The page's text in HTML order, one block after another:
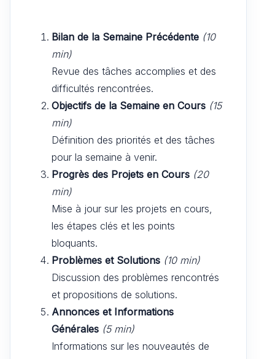
Bilan de la Semaine Précédente (10
min)
Revue des tâches accomplies et des
difficultés rencontrées.
Objectifs de la Semaine en Cours (15
min)
Définition des priorités et des tâches
pour la semaine à venir.
Progrès des Projets en Cours (20
min)
Mise à jour sur les projets en cours,
les étapes clés et les points
bloquants.
Problèmes et Solutions (10 min)
Discussion des problèmes rencontrés
et propositions de solutions.
Annonces et Informations
Générales (5 min)
Informations sur les nouveautés de